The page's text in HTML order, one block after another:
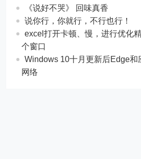
《说好不哭》 回味真香
说你行，你就行，不行也行！
excel打开卡顿、慢，进行优化
个窗口
Windows 10十月更新后Edge和
网络